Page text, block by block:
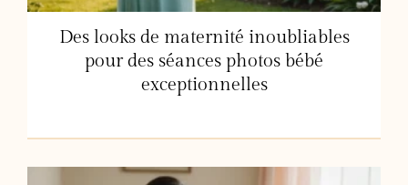
Des looks de maternité inoubliables
pour des séances photos bébé
exceptionnelles